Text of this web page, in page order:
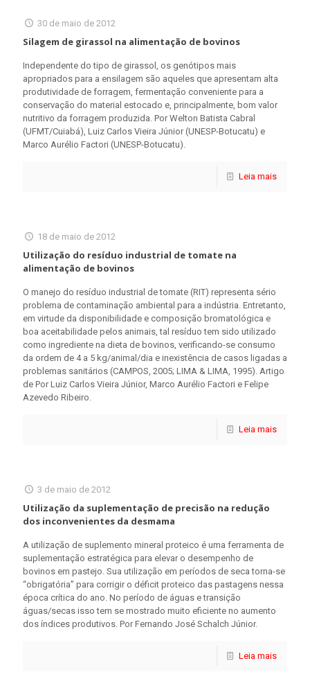
30 de maio de 2012
Silagem de girassol na alimentação de bovinos
Independente do tipo de girassol, os genótipos mais
apropriados para a ensilagem são aqueles que apresentam alta
produtividade de forragem, fermentação conveniente para a
conservação do material estocado e, principalmente, bom valor
nutritivo da forragem produzida. Por Welton Batista Cabral
(UFMT/Cuiabá), Luiz Carlos Vieira Júnior (UNESP-Botucatu) e
Marco Aurélio Factori (UNESP-Botucatu).
Leia mais
18 de maio de 2012
Utilização do resíduo industrial de tomate na
alimentação de bovinos
O manejo do resíduo industrial de tomate (RIT) representa sério
problema de contaminação ambiental para a indústria. Entretanto,
em virtude da disponibilidade e composição bromatológica e
boa aceitabilidade pelos animais, tal resíduo tem sido utilizado
como ingrediente na dieta de bovinos, verificando-se consumo
da ordem de 4 a 5 kg/animal/dia e inexistência de casos ligadas a
problemas sanitários (CAMPOS, 2005; LIMA & LIMA, 1995). Artigo
de Por Luiz Carlos Vieira Júnior, Marco Aurélio Factori e Felipe
Azevedo Ribeiro.
Leia mais
3 de maio de 2012
Utilização da suplementação de precisão na redução
dos inconvenientes da desmama
A utilização de suplemento mineral proteico é uma ferramenta de
suplementação estratégica para elevar o desempenho de
bovinos em pastejo. Sua utilização em períodos de seca torna-se
“obrigatória” para corrigir o déficit proteico das pastagens nessa
época crítica do ano. No período de águas e transição
águas/secas isso tem se mostrado muito eficiente no aumento
dos índices produtivos. Por Fernando José Schalch Júnior.
Leia mais